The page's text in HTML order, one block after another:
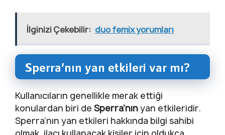
İlginizi Çekebilir: duo femix yorumları
Sperra’nın yan etkileri var mı?
Kullanıcıların genellikle merak ettiği
konulardan biri de Sperra’nınyan etkileridir.
Sperra’nın yan etkileri hakkında bilgi sahibi